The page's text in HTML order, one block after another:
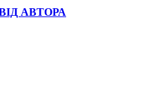
АВТОРА